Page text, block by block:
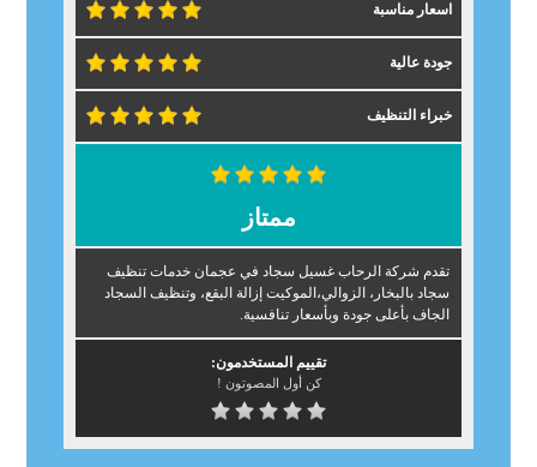
اسعار مناسبة
جودة عالية
خبراء التنظيف
ممتاز
تقدم شركة الرحاب غسيل سجاد في عجمان خدمات تنظيف
سجاد بالبخار، الزوالي،الموكيت إزالة البقع، وتنظيف السجاد
الجاف بأعلى جودة وبأسعار تنافسية.
تقييم المستخدمون:
كن أول المصوتون !